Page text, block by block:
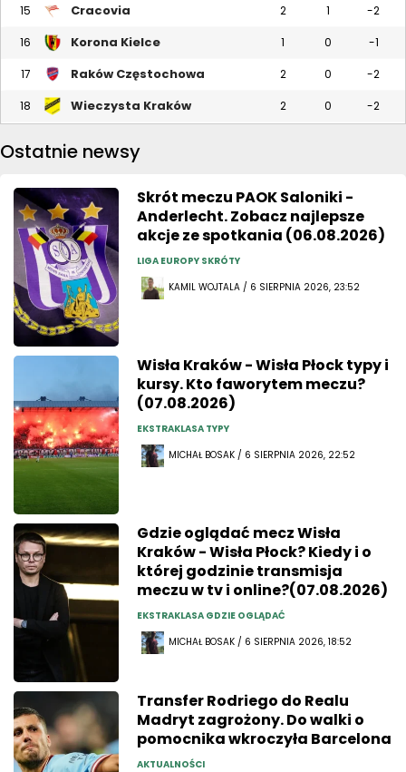
15 Cracovia 2 1 -2
16 Korona Kielce 1 0 -1
17 Raków Częstochowa 2 0 -2
18 Wieczysta Kraków 2 0 -2
Ostatnie newsy
Skrót meczu PAOK Saloniki -
Anderlecht. Zobacz najlepsze
akcje ze spotkania (06.08.2026)
LIGA EUROPY SKRÓTY
KAMIL WOJTALA / 6 SIERPNIA 2026, 23:52
Wisła Kraków - Wisła Płock typy i
kursy. Kto faworytem meczu?
(07.08.2026)
EKSTRAKLASA TYPY
MICHAŁ BOSAK / 6 SIERPNIA 2026, 22:52
Gdzie oglądać mecz Wisła
Kraków - Wisła Płock? Kiedy i o
której godzinie transmisja
meczu w tv i online?(07.08.2026)
EKSTRAKLASA GDZIE OGLĄDAĆ
MICHAŁ BOSAK / 6 SIERPNIA 2026, 18:52
Transfer Rodriego do Realu
Madryt zagrożony. Do walki o
pomocnika wkroczyła Barcelona
AKTUALNOŚCI